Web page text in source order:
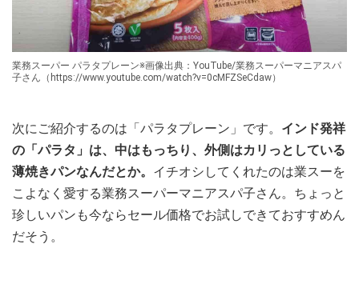
業務スーパー パラタプレーン※画像出典：YouTube/業務スーパーマニアスパ
子さん（https://www.youtube.com/watch?v=0cMFZSeCdaw）
次にご紹介するのは「パラタプレーン」です。 インド発祥
の「パラタ」は、中はもっちり、外側はカリっとしている
薄焼きパンなんだとか。 イチオシしてくれたのは業スーを
こよなく愛する業務スーパーマニアスパ子さん。ちょっと
珍しいパンも今ならセール価格でお試しできておすすめん
だそう。